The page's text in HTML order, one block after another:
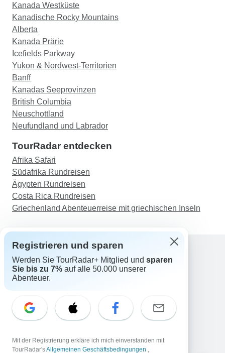
Kanada Westküste
Kanadische Rocky Mountains
Alberta
Kanada Prärie
Icefields Parkway
Yukon & Nordwest-Territorien
Banff
Kanadas Seeprovinzen
British Columbia
Neuschottland
Neufundland und Labrador
TourRadar entdecken
Afrika Safari
Südafrika Rundreisen
Ägypten Rundreisen
Costa Rica Rundreisen
Griechenland Abenteuerreise mit griechischen Inseln
Support
Kontakt
Schweiz +41 225 183 195
E-Mail: support@tourradar.com
EN DE ES FR NL
Registrieren und sparen
Werden Sie TourRadar+ Mitglied und sparen
Sie bis zu 7% auf alle 50.000 unserer
Abenteuer.
Mit der Registrierung erkläre ich mich einverstanden mit
TourRadar'sAllgemeinen Geschäftsbedingungen ,